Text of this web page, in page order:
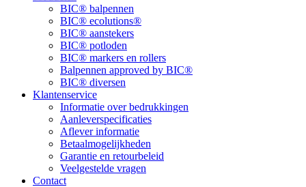
BIC® balpennen
BIC® ecolutions®
BIC® aanstekers
BIC® potloden
BIC® markers en rollers
Balpennen approved by BIC®
BIC® diversen
Klantenservice
Informatie over bedrukkingen
Aanleverspecificaties
Aflever informatie
Betaalmogelijkheden
Garantie en retourbeleid
Veelgestelde vragen
Contact